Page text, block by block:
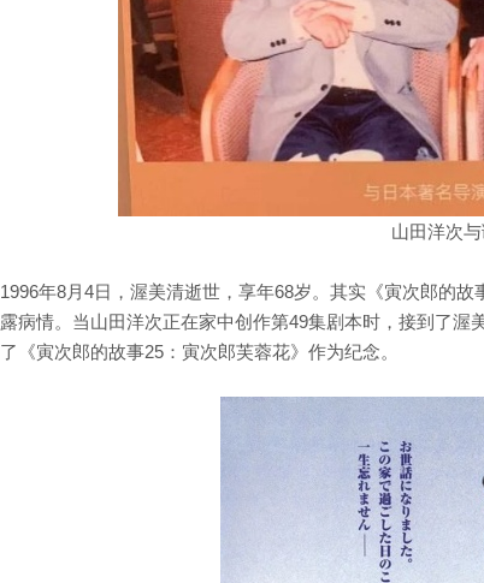
山田洋次
1996年8月4日，渥美清逝世，享年68岁。其实《寅次郎的
露病情。当山田洋次正在家中创作第49集剧本时，接到了
了《寅次郎的故事25：寅次郎芙蓉花》作为纪念。